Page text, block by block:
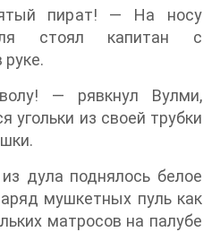
пират! — На носу
стоял капитан с
— рявкнул Вулми,
из своей трубки
дула поднялось белое
мушкетных пуль как
матросов на палубе